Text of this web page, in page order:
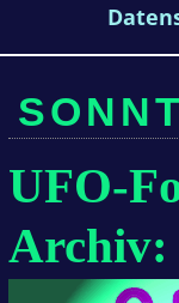
UFO-
Archiv: